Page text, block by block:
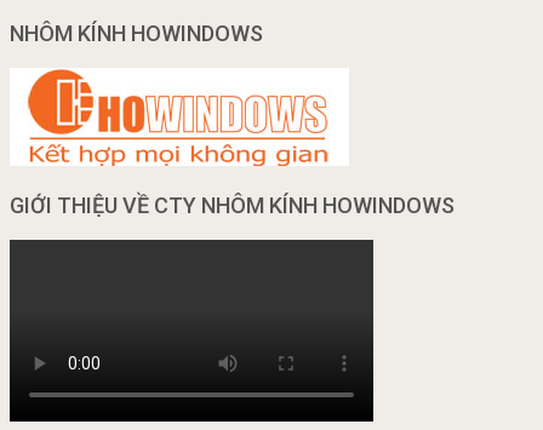
NHÔM KÍNH HOWINDOWS
GIỚI THIỆU VỀ CTY NHÔM KÍNH HOWINDOWS